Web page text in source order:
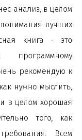
анализ, в целом
лучших
книга - это
программному
рекомендую к
нужно мыслить,
в целом хорошая
того, как
Всем